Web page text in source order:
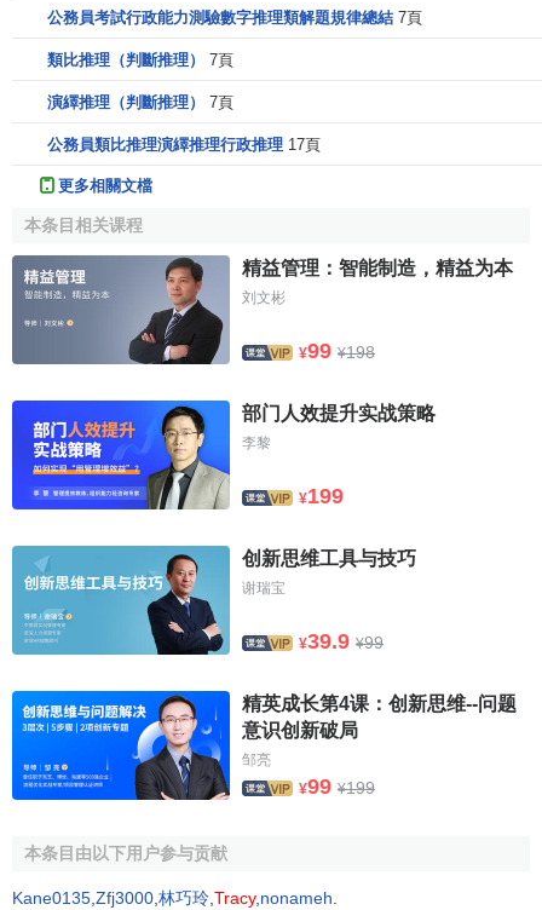
圖形套合；E組題目主要測套合、互換等抽象推理能力。
測驗的構成是每個題目都有一定的主題圖，但每張大的
主體圖中都缺少一部分，主題圖下有6~8張小圖片，其中有一
張小圖片可填補在主題圖的缺失部分，從而使整個圖案合理
適合於填補大圖案的一張，並把該小圖片的序號填人答卷紙
內相應題目號下。
測驗是由一系列圖形組成，是一種典型的非文字智力測
驗，測驗對象不受文化、種族與語言的限制。該測驗具有較
高的信度和效度，施測時間短，結果解釋直觀、簡單，常被
用於人才的選拔與培養。
瑞文標準推理測驗的發展
瑞文測驗的理論假設源於斯皮爾曼的能力二因素理論
(C.Spearman)。該理論認為能力主要由一般因素（G）和特
殊因素（S）組成。前者體現在所有的智力活動中，人人都
有，水平各異，決定了人的聰明程度；後者則對應於各種特
定的活動。
瑞文將智力G因素劃分為兩種相互獨立的能力，一種稱再
生性能力，表明個體經過教育後達到的水平；另一種稱推斷
性能力，表明個體不受
教育影響的理性判斷能力。瑞文認
為，辭彙測驗是對再生性能力的最有效測量，而非言語的圖
形推理測驗則是對推斷性能力的最佳測量，尤其與人的問題
瑞文測驗在五、六十年代幾經修訂，目前發展成三種形
公務員考試行政能力測驗數字推理類解題規律總結 7頁
類比推理（判斷推理） 7頁
演繹推理（判斷推理） 7頁
公務員類比推理演繹推理行政推理 17頁
更多相關文檔
本条目相关课程
精益管理：智能制造，精益为本
刘文彬
¥99 ¥198
部门人效提升实战策略
李黎
¥199
创新思维工具与技巧
谢瑞宝
¥39.9 ¥99
精英成长第4课：创新思维--问题
意识创新破局
邹亮
¥99 ¥199
本条目由以下用户参与贡献
Kane0135 Zfj3000 林巧玲 Tracy, nonameh